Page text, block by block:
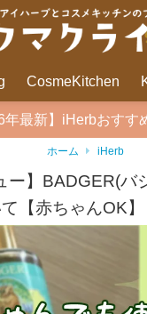
CosmeKitchen
年最新】iHerbおすす
ホーム iHerb
ー】BADGER(バ
【赤ちゃんOK】